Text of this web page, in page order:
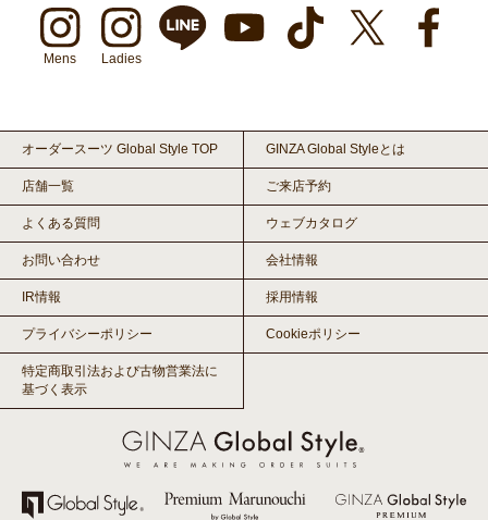
Mens Ladies
オーダースーツ Global Style TOP GINZA Global Styleとは
店舗一覧 ご来店予約
よくある質問 ウェブカタログ
お問い合わせ 会社情報
IR情報 採用情報
プライバシーポリシー Cookieポリシー
特定商取引法および古物営業法に
基づく表示